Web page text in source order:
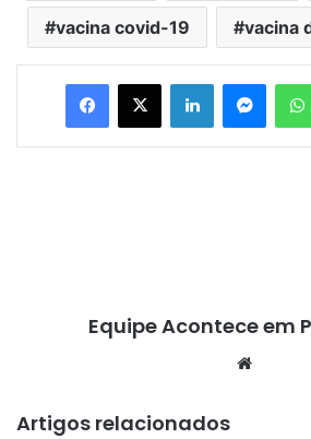
vacina covid-19 vacina
Equipe Acontece em
Artigos relacionados